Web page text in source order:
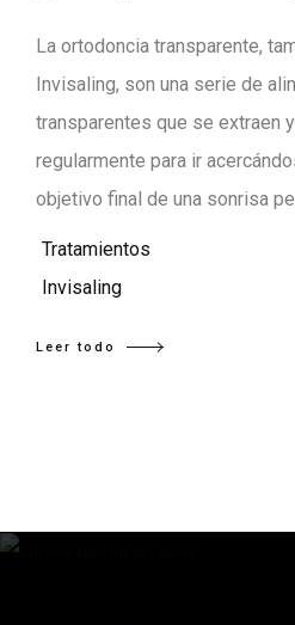
La ortodoncia transparente,
Invisaling, son una serie de
transparentes que se extraen
regularmente para ir
objetivo final de una sonrisa
Tratamientos
Invisaling
Leer todo